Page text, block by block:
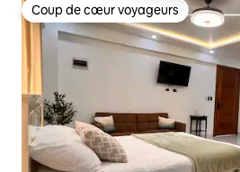
Coup de cœur voyageurs
Coup de cœur voyageurs